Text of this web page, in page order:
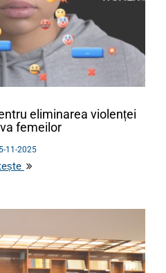
eliminarea violenței
femeilor
11-2025